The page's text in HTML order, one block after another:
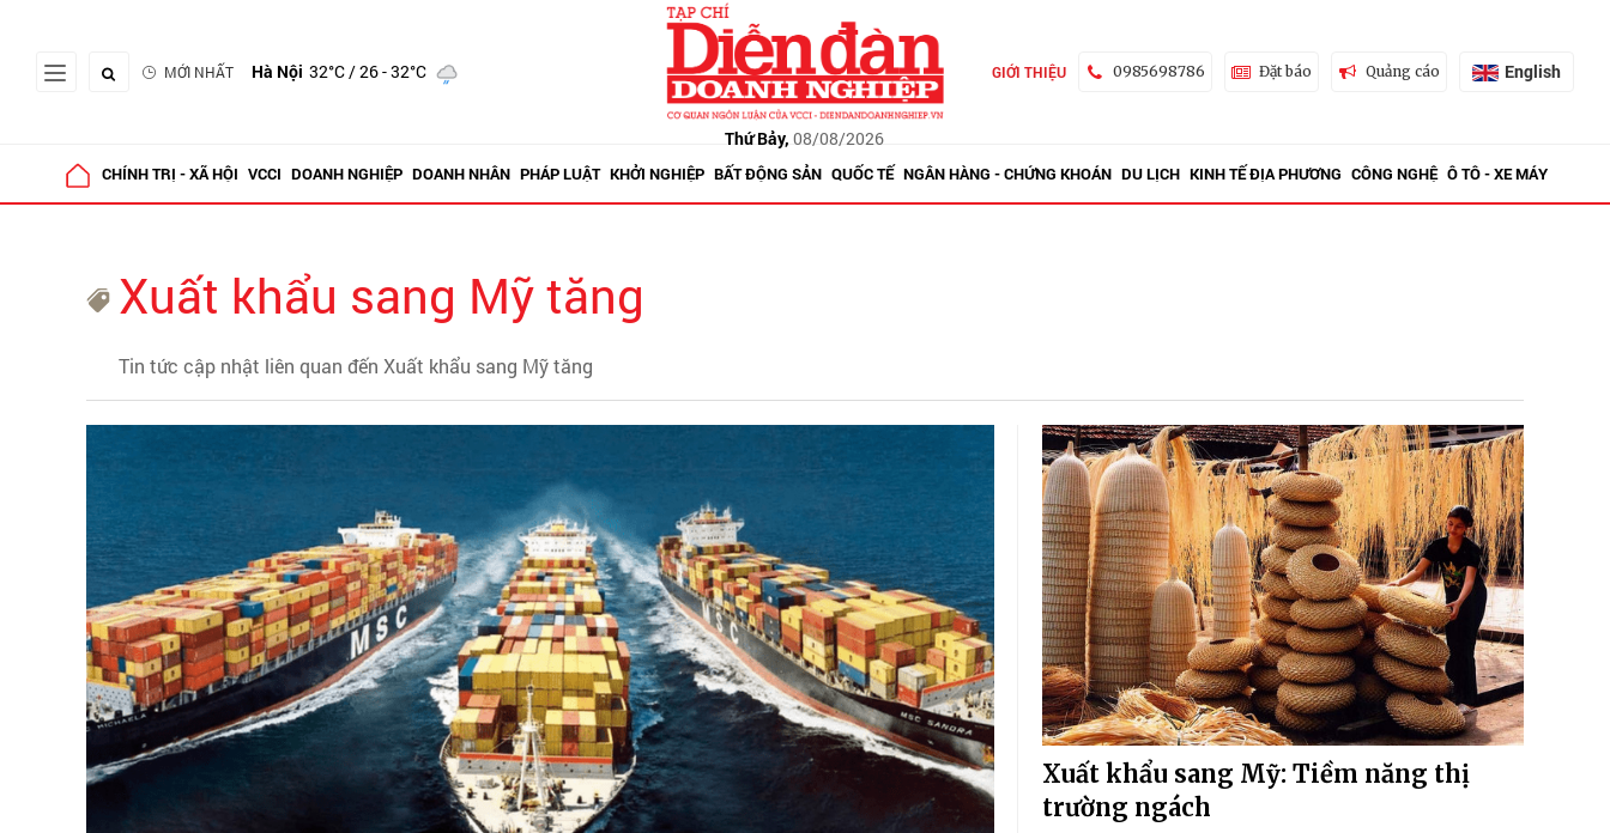
MỚI NHẤT Hà Nội 32°C/ 26 - 32°C
Thứ Bảy, 08/08/2026
GIỚI THIỆU 0985698786 Đặt báo Quảng cáo English
CHÍNH TRỊ - XÃ HỘI VCCI DOANH NGHIỆP DOANH NHÂN PHÁP LUẬT KHỞI NGHIỆP BẤT ĐỘNG SẢN QUỐC TẾ NGÂN HÀNG - CHỨNG KHOÁN DU LỊCH KINH TẾ ĐỊA PHƯƠNG CÔNG NGHỆ Ô TÔ - XE MÁY
Xuất khẩu sang Mỹ tăng
Tin tức cập nhật liên quan đến Xuất khẩu sang Mỹ tăng
Xuất khẩu sang Mỹ: Tiềm năng thị
trường ngách